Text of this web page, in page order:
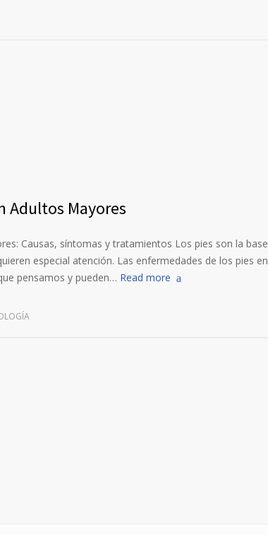
Adultos Mayores
Causas, síntomas y tratamientos Los pies son la base
especial atención. Las enfermedades de los pies en
pensamos y pueden… Read more